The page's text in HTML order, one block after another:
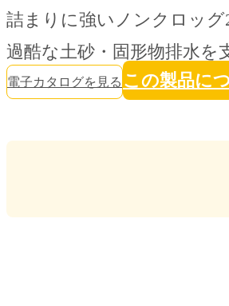
詰まりに強いノンクロッグ
過酷な土砂・固形物排水を
電子カタログを見る この製品に